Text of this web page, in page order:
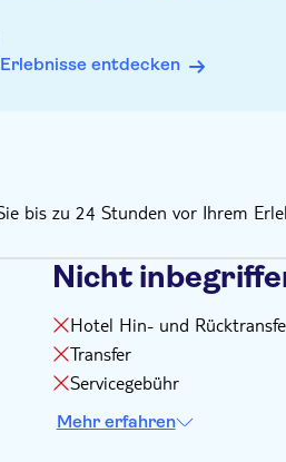
internationaler Führerschein
werden
entdecken
bis zu 24 Stunden vor Ihrem
Nicht
Hotel Hin- und
Transfer
Servicegebühr
Mehr erfahren